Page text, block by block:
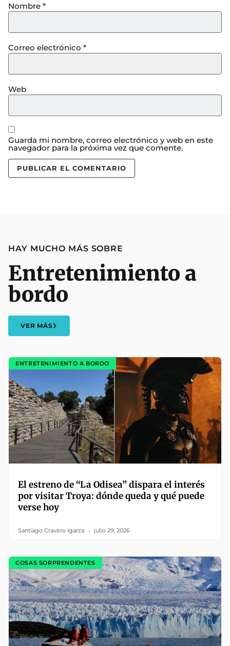
Nombre *
Correo electrónico *
Web
Guarda mi nombre, correo electrónico y web en este
navegador para la próxima vez que comente.
HAY MUCHO MÁS SOBRE
Entretenimiento a
bordo
VER MÁS
ENTRETENIMIENTO A BORDO
El estreno de “La Odisea” dispara el interés
por visitar Troya: dónde queda y qué puede
verse hoy
Santiago Cravero Igarza julio 29, 2026
COSAS SORPRENDENTES